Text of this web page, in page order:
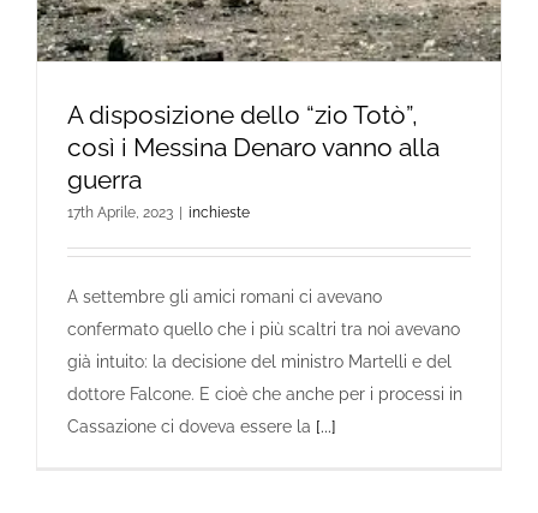
A disposizione dello “zio Totò”,
così i Messina Denaro vanno alla
guerra
17th Aprile, 2023 inchieste
A settembre gli amici romani ci avevano
confermato quello che i più scaltri tra noi avevano
già intuito: la decisione del ministro Martelli e del
dottore Falcone. E cioè che anche per i processi in
Cassazione ci doveva essere la [...]